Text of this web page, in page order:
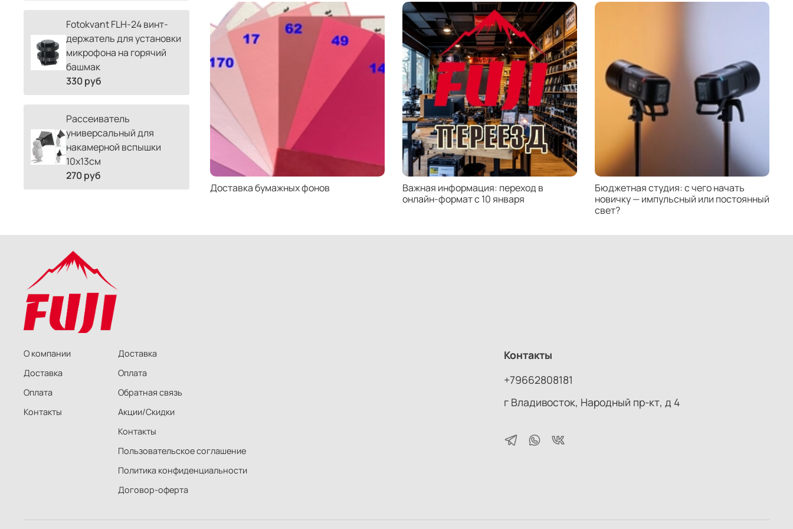
Доставка бумажных фонов
Важная информация: переход в
онлайн-формат с 10 января
Бюджетная студия: с чего начать
новичку — импульсный или постоянный
свет?
Fotokvant FLH-24 винт-
держатель для установки
микрофона на горячий
башмак
330 руб
Рассеиватель
универсальный для
накамерной вспышки
10х13см
270 руб
О компании
Доставка
Оплата
Контакты
Доставка
Оплата
Обратная связь
Акции/Скидки
Контакты
Пользовательское соглашение
Политика конфиденциальности
Договор-оферта
Контакты
+79662808181
г Владивосток, Народный пр-кт, д 4